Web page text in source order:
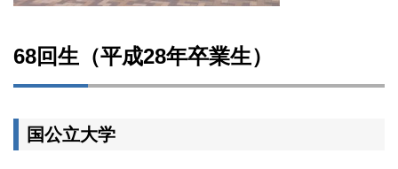
68回生（平成28年卒業生）
国公立大学